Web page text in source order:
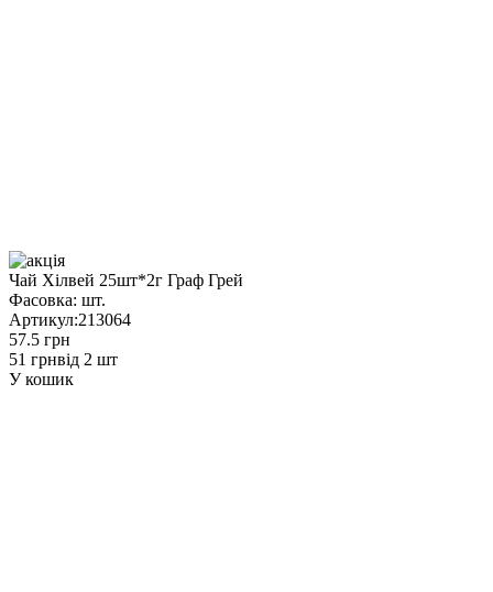
Чай Хілвей 25шт*2г Граф Грей
Фасовка: шт.
Артикул:213064
57.5 грн
51 грнвід 2 шт
У кошик